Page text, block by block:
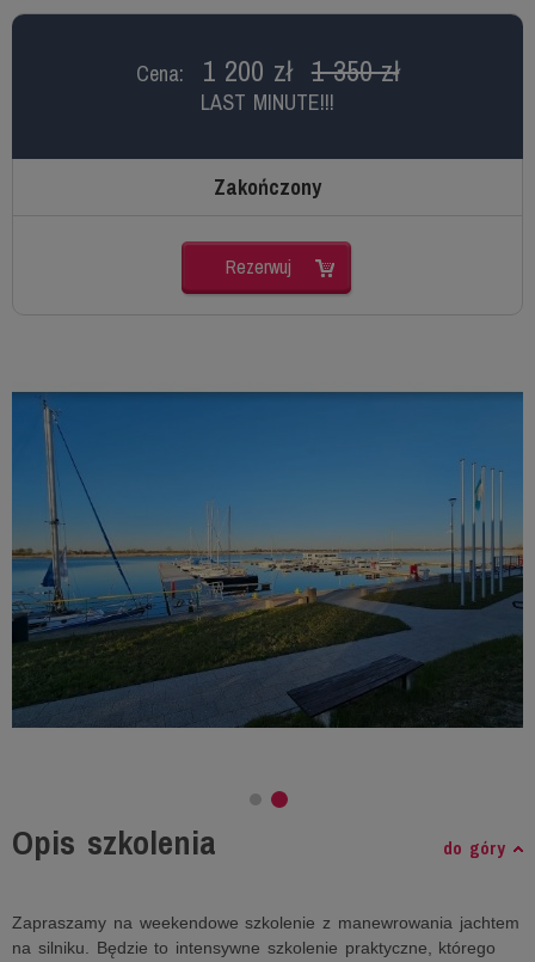
Cena: 1 200 zł 1 350 zł
LAST MINUTE!!!
Zakończony
Rezerwuj
Opis szkolenia do góry
Zapraszamy na weekendowe szkolenie z manewrowania jachtem
na silniku. Będzie to intensywne szkolenie praktyczne, którego